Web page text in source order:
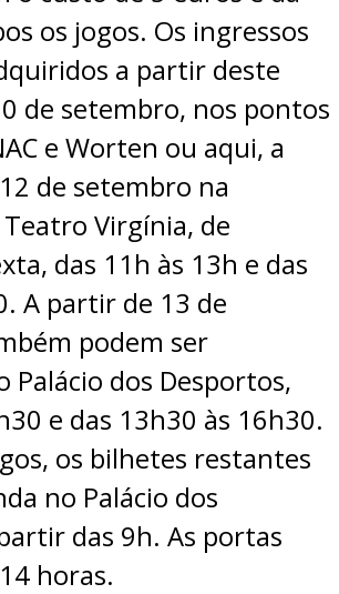
os jogos. Os ingressos
a partir deste
de setembro, nos pontos
e Worten ou aqui, a
de setembro na
Virgínia, de
das 11h às 13h e das
A partir de 13 de
podem ser
Palácio dos Desportos,
e das 13h30 às 16h30.
os bilhetes restantes
no Palácio dos
das 9h. As portas
horas.